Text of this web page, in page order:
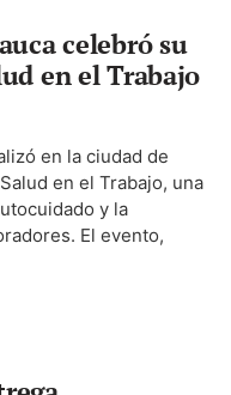
celebró su
en el Trabajo
en la ciudad de
en el Trabajo, una
y la
El evento,